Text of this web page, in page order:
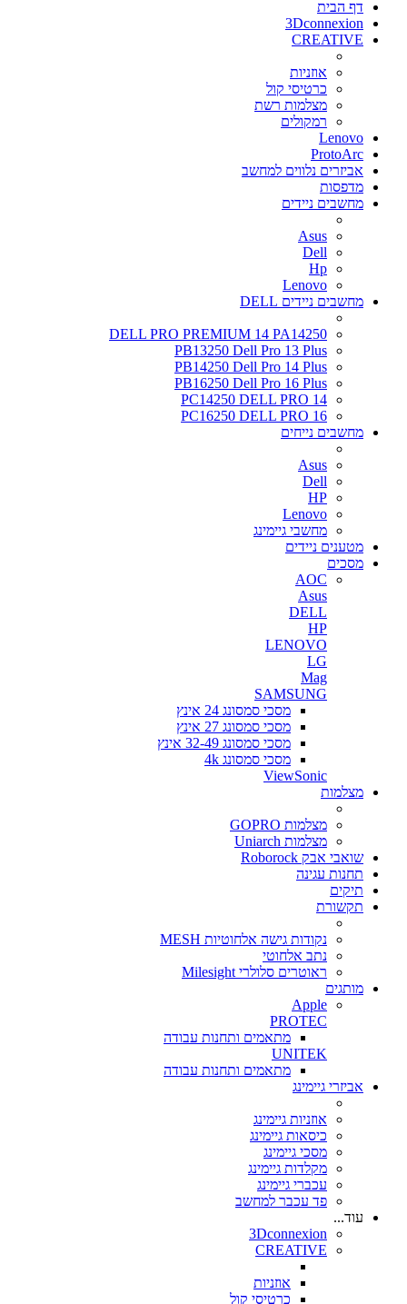
דף הבית
3Dconnexion
CREATIVE
אוזניות
כרטיסי קול
מצלמות רשת
רמקולים
Lenovo
ProtoArc
אביזרים נלווים למחשב
מדפסות
מחשבים ניידים
Asus
Dell
Hp
Lenovo
מחשבים ניידים DELL
DELL PRO PREMIUM 14 PA14250
PB13250 Dell Pro 13 Plus
PB14250 Dell Pro 14 Plus
PB16250 Dell Pro 16 Plus
PC14250 DELL PRO 14
PC16250 DELL PRO 16
מחשבים נייחים
Asus
Dell
HP
Lenovo
מחשבי גיימינג
מטענים ניידים
מסכים
AOC
Asus
DELL
HP
LENOVO
LG
Mag
SAMSUNG
מסכי סמסונג 24 אינץ
מסכי סמסונג 27 אינץ
מסכי סמסונג 32-49 אינץ
מסכי סמסונג 4k
ViewSonic
מצלמות
מצלמות GOPRO
מצלמות Uniarch
שואבי אבק Roborock
תחנות עגינה
תיקים
תקשורת
נקודות גישה אלחוטיות MESH
נתב אלחוטי
ראוטרים סלולרי Milesight
מותגים
Apple
PROTEC
מתאמים ותחנות עבודה
UNITEK
מתאמים ותחנות עבודה
אביזרי גיימינג
אוזניות גיימינג
כיסאות גיימינג
מסכי גיימינג
מקלדות גיימינג
עכברי גיימינג
פד עכבר למחשב
עוד...
3Dconnexion
CREATIVE
אוזניות
כרטיסי קול